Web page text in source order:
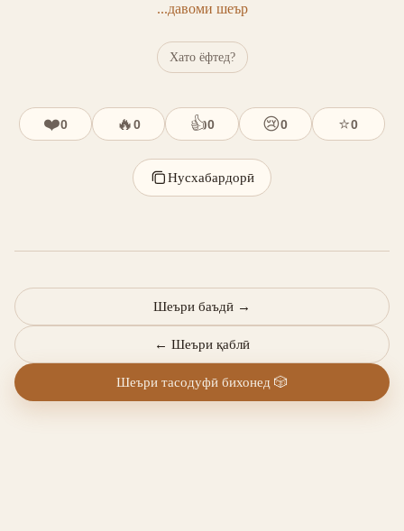
...давоми шеър
Хато ёфтед?
❤️0 🔥0 👍0 😢0 ⭐0
Нусхабардорӣ
← Шеъри қаблӣ
Шеъри баъдӣ →
Шеъри тасодуфӣ бихонед 🎲